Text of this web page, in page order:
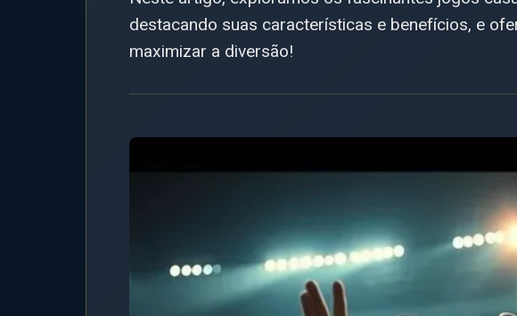
destacando suas características e benefícios, e
maximizar a diversão!